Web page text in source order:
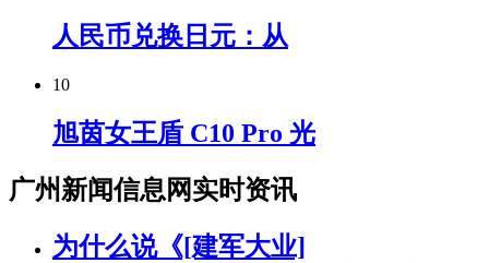
人民币兑换日元：从
10
旭茵女王盾 C10 Pro 光
广州新闻信息网实时资讯
为什么说《[建军大业]